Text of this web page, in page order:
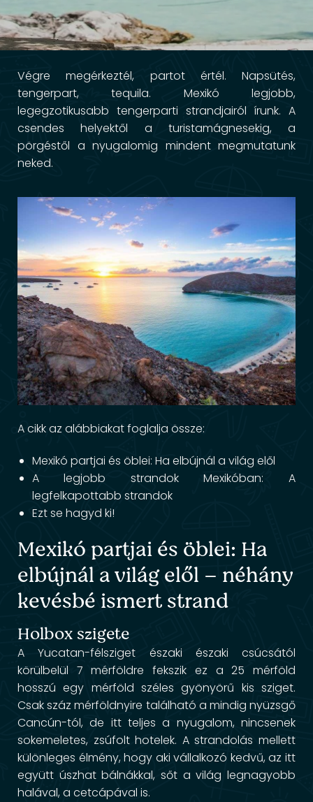
Végre megérkeztél, partot értél. Napsütés,
tengerpart, tequila. Mexikó legjobb,
legegzotikusabb tengerparti strandjairól írunk. A
csendes helyektől a turistamágnesekig, a
pörgéstől a nyugalomig mindent megmutatunk
neked.
A cikk az alábbiakat foglalja össze:
Mexikó partjai és öblei: Ha elbújnál a világ elől
A legjobb strandok Mexikóban: A
legfelkapottabb strandok
Ezt se hagyd ki!
Mexikó partjai és öblei: Ha
elbújnál a világ elől – néhány
kevésbé ismert strand
Holbox szigete
A Yucatan-félsziget északi északi csúcsától
körülbelül 7 mérföldre fekszik ez a 25 mérföld
hosszú egy mérföld széles gyönyörű kis sziget.
Csak száz mérföldnyire található a mindig nyüzsgő
Cancún-tól, de itt teljes a nyugalom, nincsenek
sokemeletes, zsúfolt hotelek. A strandolás mellett
különleges élmény, hogy aki vállalkozó kedvű, az itt
együtt úszhat bálnákkal, sőt a világ legnagyobb
halával, a cetcápával is.